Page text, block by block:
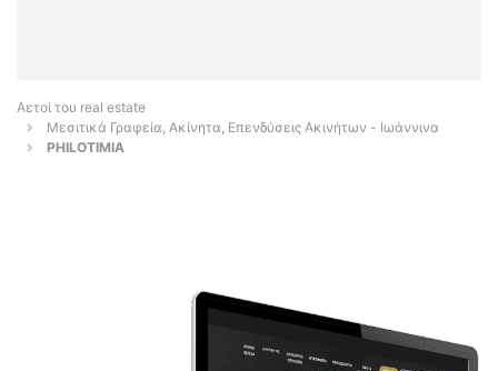
Αετοί του real estate
Μεσιτικά Γραφεία, Ακίνητα, Επενδύσεις Ακινήτων - Ιωάννινα
PHILOTIMIA